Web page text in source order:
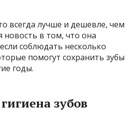
всегда лучше и дешевле, чем
новость в том, что она
соблюдать несколько
помогут сохранить зубы
годы.
зубов